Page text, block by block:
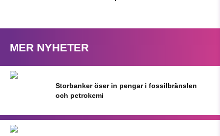
MER NYHETER
Storbanker öser in pengar i fossilbränslen
och petrokemi